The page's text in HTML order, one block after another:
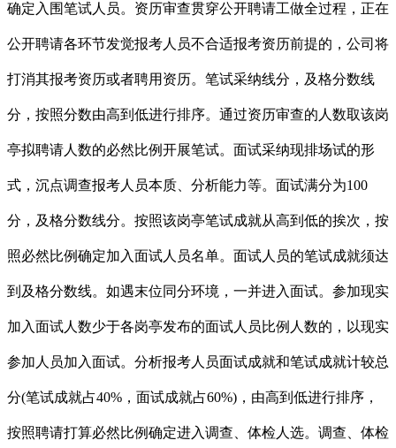
确定入围笔试人员。资历审查贯穿公开聘请工做全过程，正在
公开聘请各环节发觉报考人员不合适报考资历前提的，公司将
打消其报考资历或者聘用资历。笔试采纳线分，及格分数线
分，按照分数由高到低进行排序。通过资历审查的人数取该岗
亭拟聘请人数的必然比例开展笔试。面试采纳现排场试的形
式，沉点调查报考人员本质、分析能力等。面试满分为100
分，及格分数线分。按照该岗亭笔试成就从高到低的挨次，按
照必然比例确定加入面试人员名单。面试人员的笔试成就须达
到及格分数线。如遇末位同分环境，一并进入面试。参加现实
加入面试人数少于各岗亭发布的面试人员比例人数的，以现实
参加人员加入面试。分析报考人员面试成就和笔试成就计较总
分(笔试成就占40%，面试成就占60%)，由高到低进行排序，
按照聘请打算必然比例确定进入调查、体检人选。调查、体检